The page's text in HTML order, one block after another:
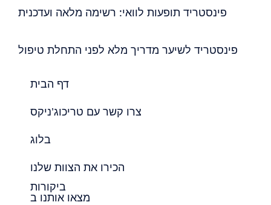
פינסטריד תופעות לוואי: רשימה מלאה ועדכנית
פינסטריד לשיער מדריך מלא לפני התחלת טיפול
דף הבית
צרו קשר עם טריכוג’ניקס
בלוג
הכירו את הצוות שלנו
ביקורות
מצאו אותנו ב